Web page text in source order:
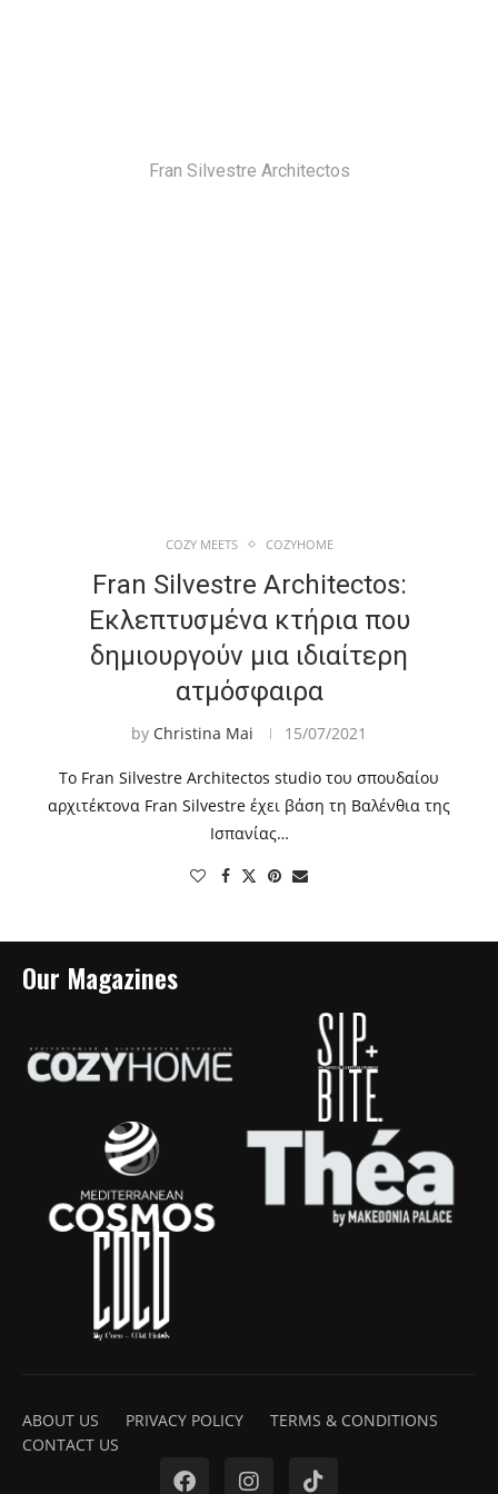
Fran Silvestre Architectos
COZY MEETS COZYHOME
Fran Silvestre Architectos:
Εκλεπτυσμένα κτήρια που
δημιουργούν μια ιδιαίτερη
ατμόσφαιρα
by Christina Mai 15/07/2021
Το Fran Silvestre Architectos studio του σπουδαίου
αρχιτέκτονα Fran Silvestre έχει βάση τη Βαλένθια της
Ισπανίας…
Our Magazines
ABOUT US PRIVACY POLICY
TERMS & CONDITIONS
CONTACT US